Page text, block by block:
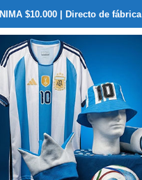
$10.000 | Directo de fábrica